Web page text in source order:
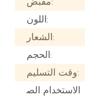
اللون:
الشعار:
الحجم:
وقت التسليم:
الاستخدام الص